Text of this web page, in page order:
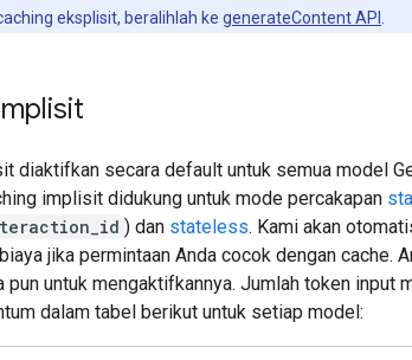
eksplisit, beralihlah ke generateContent API
diaktifkan secara default untuk semua model
implisit didukung untuk mode percakapan
) dan stateless. Kami akan
jika permintaan Anda cocok dengan cache.
pun untuk mengaktifkannya. Jumlah token input
dalam tabel berikut untuk setiap model: